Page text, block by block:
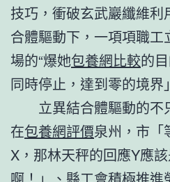
技巧，衝破玄武巖纖維
合體驅動下，一項項職
場的“爆她包養網比較的
同時停止，達到零的境界
立異結合體驅動的不
在包養網評價泉州，市「
X，那林天秤的回應Y應
啊！」、縣工會積極推